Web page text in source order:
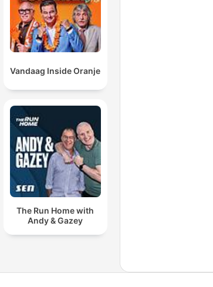
Vandaag Inside Oranje
The Run Home with
Andy & Gazey